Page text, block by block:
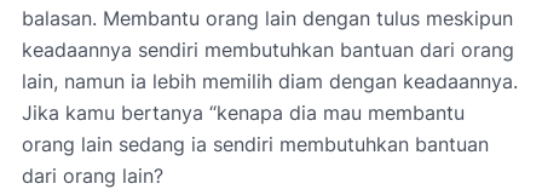
balasan. Membantu orang lain dengan tulus meskipun
keadaannya sendiri membutuhkan bantuan dari orang
lain, namun ia lebih memilih diam dengan keadaannya.
Jika kamu bertanya “kenapa dia mau membantu
orang lain sedang ia sendiri membutuhkan bantuan
dari orang lain?